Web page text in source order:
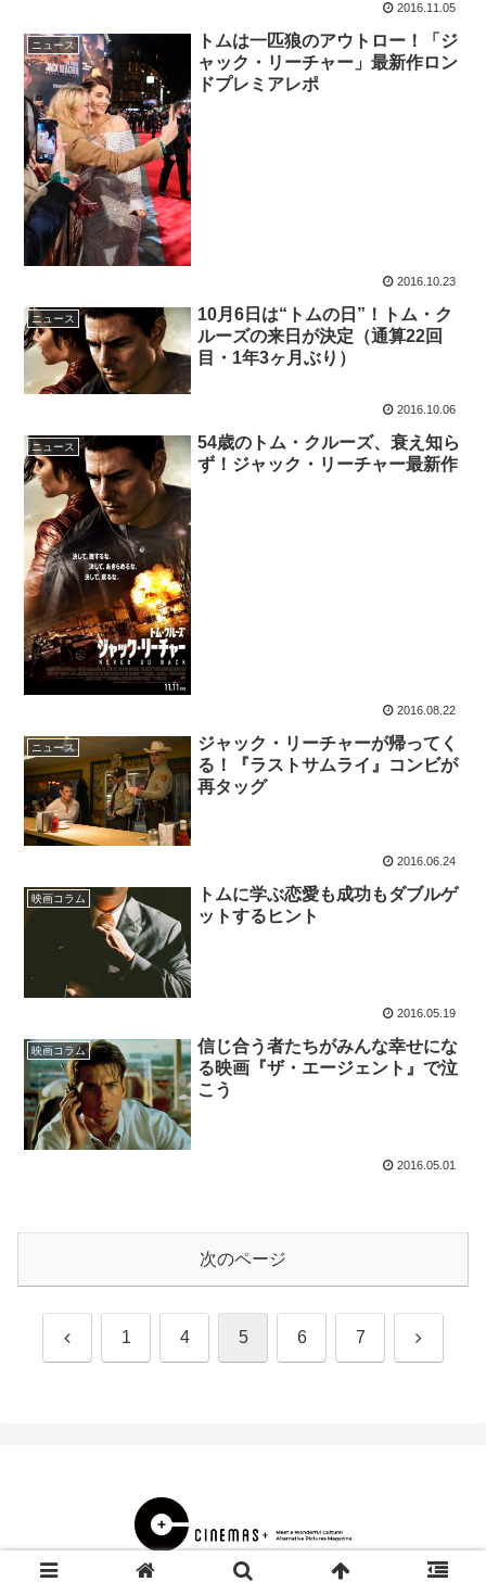
2016.11.05
ニュース
トムは一匹狼のアウトロー！「ジ
ャック・リーチャー」最新作ロン
ドプレミアレポ
2016.10.23
ニュース
10月6日は“トムの日”！トム・ク
ルーズの来日が決定（通算22回
目・1年3ヶ月ぶり）
2016.10.06
ニュース
54歳のトム・クルーズ、衰え知ら
ず！ジャック・リーチャー最新作
2016.08.22
ニュース
ジャック・リーチャーが帰ってく
る！『ラストサムライ』コンビが
再タッグ
2016.06.24
映画コラム
トムに学ぶ恋愛も成功もダブルゲ
ットするヒント
2016.05.19
映画コラム
信じ合う者たちがみんな幸せにな
る映画『ザ・エージェント』で泣
こう
2016.05.01
次のページ
前 1 4 5 6 7 次
© 2000 CINEMAS＋.